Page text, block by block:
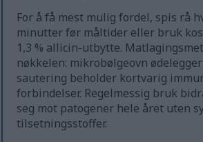
For å få mest mulig fordel, spis rå
minutter før måltider eller bruk
1,3 % allicin-utbytte.
nøkkelen: mikrobølgeovn
sautering beholder kortvarig
forbindelser. Regelmessig bruk
seg mot patogener hele året uten
tilsetningsstoffer.